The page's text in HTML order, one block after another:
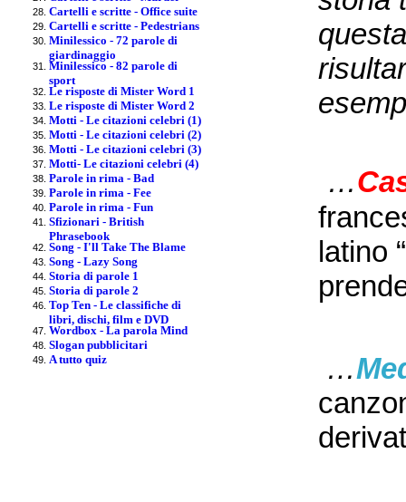
Cartelli e scritte - Office suite
Cartelli e scritte - Pedestrians
Minilessico - 72 parole di
giardinaggio
Minilessico - 82 parole di
sport
Le risposte di Mister Word 1
Le risposte di Mister Word 2
Motti - Le citazioni celebri (1)
Motti - Le citazioni celebri (2)
Motti - Le citazioni celebri (3)
Motti- Le citazioni celebri (4)
Parole in rima - Bad
Parole in rima - Fee
Parole in rima - Fun
Sfizionari - British
Phrasebook
Song - I'll Take The Blame
Song - Lazy Song
Storia di parole 1
Storia di parole 2
Top Ten - Le classifiche di
libri, dischi, film e DVD
Wordbox - La parola Mind
Slogan pubblicitari
A tutto quiz
…
latino
…